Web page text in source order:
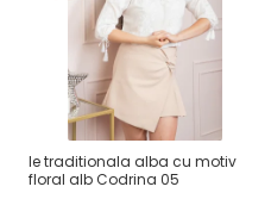
Ie traditionala alba cu motiv
floral alb Codrina 05